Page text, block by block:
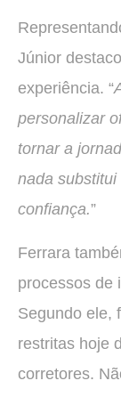
Júnior
experiência. “
personalizar
tornar a
nada
confiança.”
Ferrara
processos de
Segundo ele,
restritas hoje
corretores.